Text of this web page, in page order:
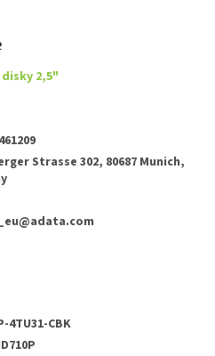
2,5"
Strasse 302, 80687 Munich,
4TU31-CBK